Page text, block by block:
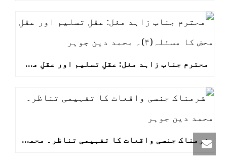
محترم جناب زاہد مغل: عقلِ تسلیم اور عقلِ محض کا مسئلہ(۴)۔ محمد دین جوہر
شرمناک جنسی واقعات کا تفہیمی تناظر۔ محمد دین جوہر